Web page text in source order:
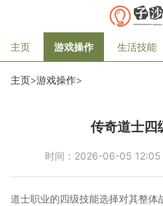
主页 游戏操作 生活技能
主页>游戏操作>
传奇道士四
时间：2026-06-05 12:05
道士职业的四级技能选择对其整